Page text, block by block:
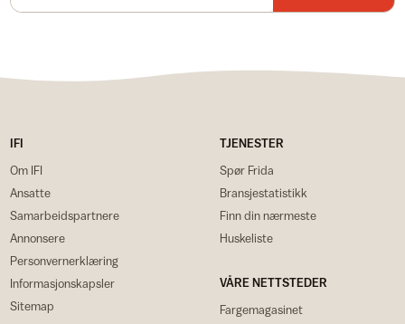
IFI
Om IFI
Ansatte
Samarbeidspartnere
Annonsere
Personvernerklæring
Informasjonskapsler
Sitemap
TJENESTER
Spør Frida
Bransjestatistikk
Finn din nærmeste
Huskeliste
VÅRE NETTSTEDER
Fargemagasinet